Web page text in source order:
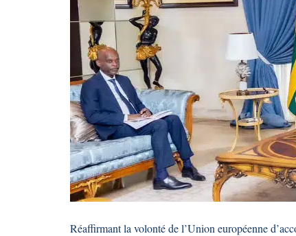
Réaffirmant la volonté de l’Union européenne